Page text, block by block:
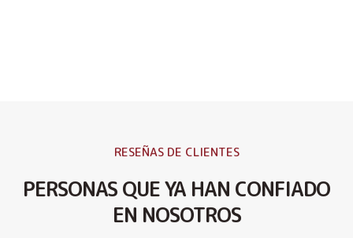
RESEÑAS DE CLIENTES
PERSONAS QUE YA HAN CONFIADO
EN NOSOTROS